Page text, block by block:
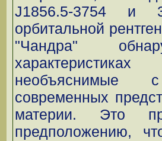
J1856.5-3754 и
орбитальной
"Чандра"
необъяснимые
современных
материи. Это
предположению,